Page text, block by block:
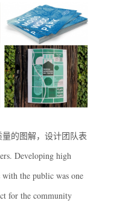
的图解，设计团队表
Developing high
the public was one
for the community